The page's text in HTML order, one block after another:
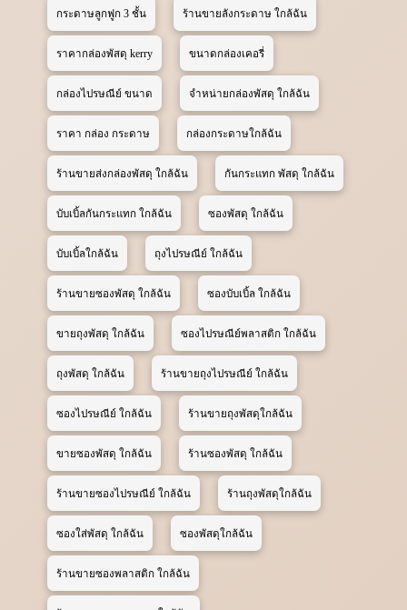
กระดาษลูกฟูก 3 ชั้น ร้านขายลังกระดาษ ใกล้ฉัน
ราคากล่องพัสดุ kerry ขนาดกล่องเคอรี่
กล่องไปรษณีย์ ขนาด จําหน่ายกล่องพัสดุ ใกล้ฉัน
ราคา กล่อง กระดาษ กล่องกระดาษใกล้ฉัน
ร้านขายส่งกล่องพัสดุ ใกล้ฉัน กันกระแทก พัสดุ ใกล้ฉัน
บับเบิ้ลกันกระแทก ใกล้ฉัน ซองพัสดุ ใกล้ฉัน
บับเบิ้ลใกล้ฉัน ถุงไปรษณีย์ ใกล้ฉัน
ร้านขายซองพัสดุ ใกล้ฉัน ซองบับเบิ้ล ใกล้ฉัน
ขายถุงพัสดุ ใกล้ฉัน ซองไปรษณีย์พลาสติก ใกล้ฉัน
ถุงพัสดุ ใกล้ฉัน ร้านขายถุงไปรษณีย์ ใกล้ฉัน
ซองไปรษณีย์ ใกล้ฉัน ร้านขายถุงพัสดุใกล้ฉัน
ขายซองพัสดุ ใกล้ฉัน ร้านซองพัสดุ ใกล้ฉัน
ร้านขายซองไปรษณีย์ ใกล้ฉัน ร้านถุงพัสดุใกล้ฉัน
ซองใส่พัสดุ ใกล้ฉัน ซองพัสดุใกล้ฉัน
ร้านขายซองพลาสติก ใกล้ฉัน